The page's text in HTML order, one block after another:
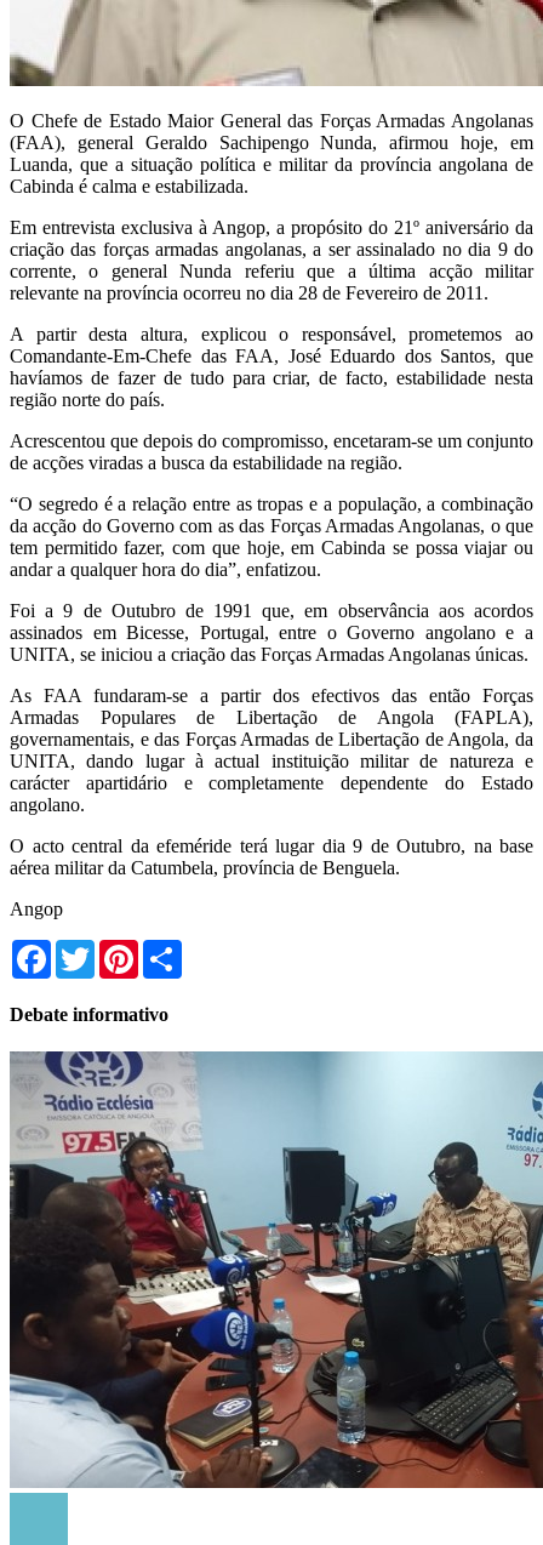
O Chefe de Estado Maior General das Forças Armadas Angolanas
(FAA), general Geraldo Sachipengo Nunda, afirmou hoje, em
Luanda, que a situação política e militar da província angolana de
Cabinda é calma e estabilizada.
Em entrevista exclusiva à Angop, a propósito do 21º aniversário da
criação das forças armadas angolanas, a ser assinalado no dia 9 do
corrente, o general Nunda referiu que a última acção militar
relevante na província ocorreu no dia 28 de Fevereiro de 2011.
A partir desta altura, explicou o responsável, prometemos ao
Comandante-Em-Chefe das FAA, José Eduardo dos Santos, que
havíamos de fazer de tudo para criar, de facto, estabilidade nesta
região norte do país.
Acrescentou que depois do compromisso, encetaram-se um conjunto
de acções viradas a busca da estabilidade na região.
“O segredo é a relação entre as tropas e a população, a combinação
da acção do Governo com as das Forças Armadas Angolanas, o que
tem permitido fazer, com que hoje, em Cabinda se possa viajar ou
andar a qualquer hora do dia”, enfatizou.
Foi a 9 de Outubro de 1991 que, em observância aos acordos
assinados em Bicesse, Portugal, entre o Governo angolano e a
UNITA, se iniciou a criação das Forças Armadas Angolanas únicas.
As FAA fundaram-se a partir dos efectivos das então Forças
Armadas Populares de Libertação de Angola (FAPLA),
governamentais, e das Forças Armadas de Libertação de Angola, da
UNITA, dando lugar à actual instituição militar de natureza e
carácter apartidário e completamente dependente do Estado
angolano.
O acto central da efeméride terá lugar dia 9 de Outubro, na base
aérea militar da Catumbela, província de Benguela.
Angop
Facebook
TwitterPinterest
Debate informativo